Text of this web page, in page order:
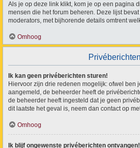
Als je op deze link klikt, kom je op een pagina
mensen die het forum beheren. Deze lijst
moderators, met bijhorende details omtrent
Omhoog
Privéberichten
Ik kan geen privéberichten sturen!
Hiervoor zijn drie redenen mogelijk: ofwel ben
aangemeld, de beheerder heeft de
de beheerder heeft ingesteld dat je geen
dit laatste het geval is, neem dan contact op
Omhoog
Ik blijf ongewenste privéberichten ontvangen!